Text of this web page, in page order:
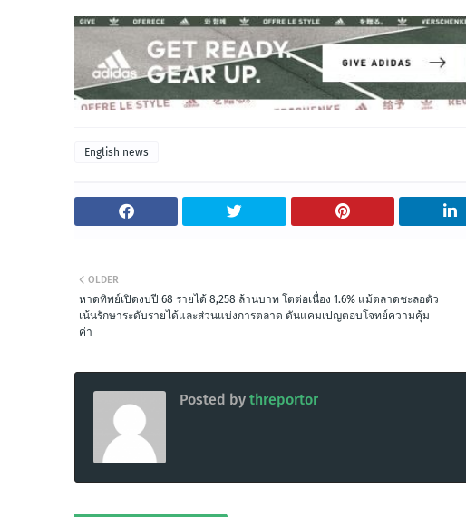
English news
OLDER
หาดทิพย์เปิดงบปี 68 รายได้ 8,258 ล้านบาท โตต่อเนื่อง 1.6% แม้ตลาดชะลอตัว
เน้นรักษาระดับรายได้และส่วนแบ่งการตลาด ดันแคมเปญตอบโจทย์ความคุ้ม
ค่า
Posted by threportor